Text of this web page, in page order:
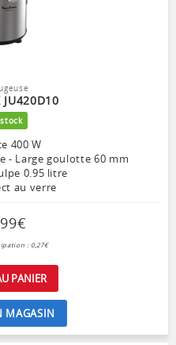
JU420D10
400 W
- Large goulotte 60 mm
0.95 litre
au verre
99€
: 0,27€
PANIER
MAGASIN